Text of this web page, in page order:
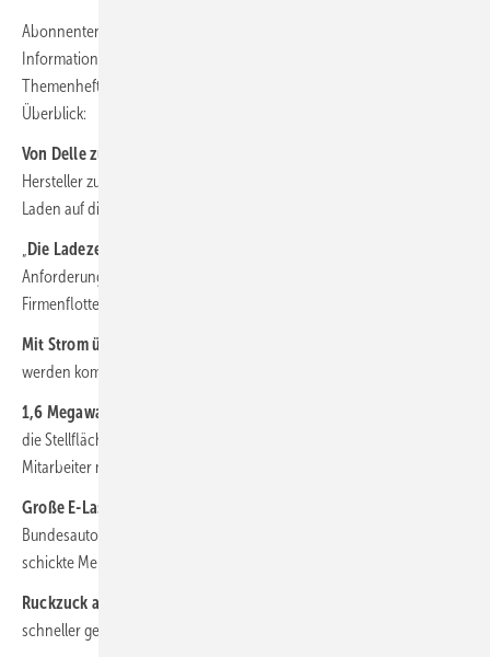
Abonnenten sind bei uns im Vorteil: Sie erhalten nutzwertige
Informationen für ihr Solargeschäft aus erster Hand. Das neue
Themenheft „E-Mobilität“ liegt auf ihrem Tisch. Die Themen im
Überblick:
Von Delle zu Delle:
Hersteller zu hohe Preise aufrufen. Und weil sie beim bidirektionalen
Laden auf die Bremse drücken.
„ Die Ladezeit verschieben“:
Anforderungen an das Lademanagement für elektrische
Firmenflotten.
Mit Strom über den Acker:
werden kommen. Denn sie nutzen Sonnenstrom vor Ort.
1,6 Megawatt für die Firma:
die Stellflächen für die eigenen Autos und die Fahrzeuge der
Mitarbeiter mit Solarmodulen überdacht.
Große E-Laster aufladen:
Bundesautobahnen entstehen Ladestationen für Lastwagen. Derweil
schickte Mercedes ein Fahrzeug zum Härtetest.
Ruckzuck aufgebaut:
schneller gehen. Zudem werden größere Module installiert.